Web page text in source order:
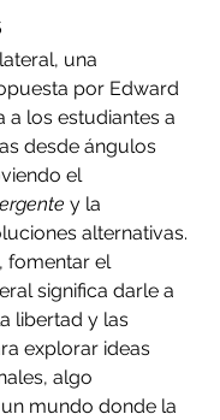
una
por Edward
a los estudiantes a
desde ángulos
el
y la
alternativas.
fomentar el
significa darle a
libertad y las
explorar ideas
algo
mundo donde la